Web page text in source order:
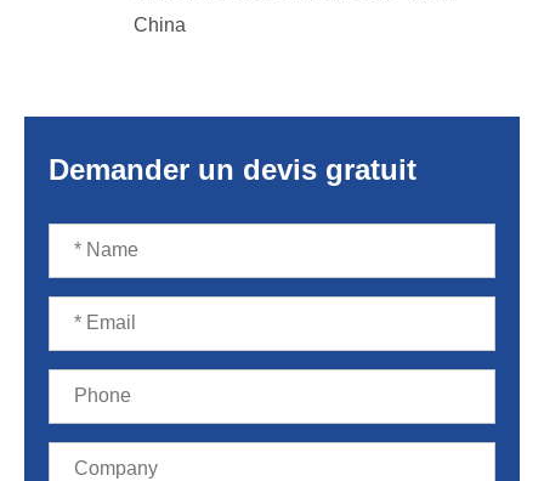
China
Demander un devis gratuit